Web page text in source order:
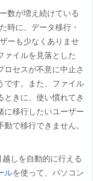
数が増え続けている
時に、データ移行・
ーも少なくありませ
ァイルを見落とした
ロセスが不意に中止さ
です。また、ファイル
ときに、使い慣れてき
に移行したいユーザー
で移行できません。
しを自動的に行える
ルを使って、パソコン